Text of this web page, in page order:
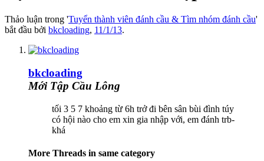
Thảo luận trong 'Tuyển thành viên đánh cầu & Tìm nhóm đánh cầu'
bắt đầu bởi bkcloading, 11/1/13.
bkcloading
Mới Tập Cầu Lông
tối 3 5 7 khoảng từ 6h trở đi bên sân bùi đình túy
có hội nào cho em xin gia nhập với, em đánh trb-
khá
More Threads in same category